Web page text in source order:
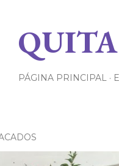
PÁGINA PRINCIPAL